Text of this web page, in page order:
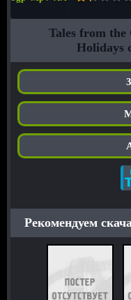
Tales from the
Holidays
Рекомендуем